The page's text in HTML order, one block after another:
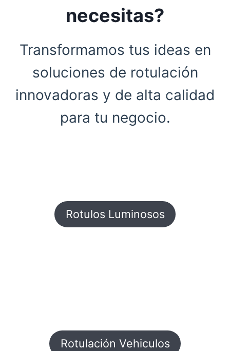
necesitas?
Transformamos tus ideas en
soluciones de rotulación
innovadoras y de alta calidad
para tu negocio.
Rotulos Luminosos
Rotulación Vehiculos